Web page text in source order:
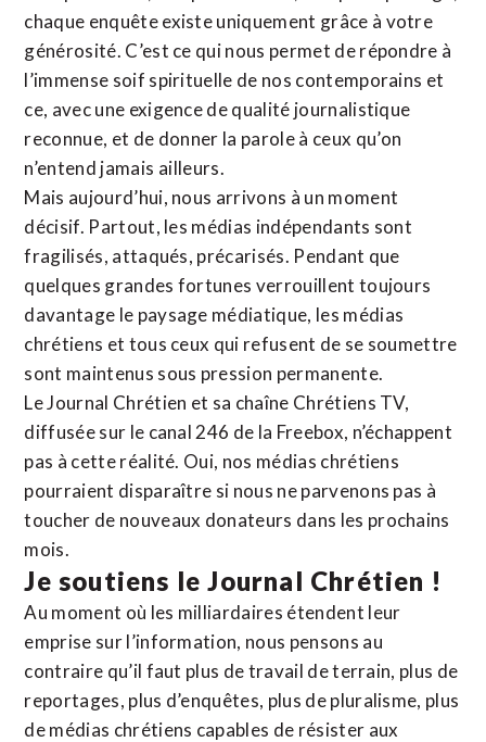
chaque enquête existe uniquement grâce à votre
générosité. C’est ce qui nous permet de répondre à
l’immense soif spirituelle de nos contemporains et
ce, avec une exigence de qualité journalistique
reconnue, et de donner la parole à ceux qu’on
n’entend jamais ailleurs.
Mais aujourd’hui, nous arrivons à un moment
décisif. Partout, les médias indépendants sont
fragilisés, attaqués, précarisés. Pendant que
quelques grandes fortunes verrouillent toujours
davantage le paysage médiatique, les médias
chrétiens et tous ceux qui refusent de se soumettre
sont maintenus sous pression permanente.
Le Journal Chrétien et sa chaîne Chrétiens TV,
diffusée sur le canal 246 de la Freebox, n’échappent
pas à cette réalité. Oui, nos médias chrétiens
pourraient disparaître si nous ne parvenons pas à
toucher de nouveaux donateurs dans les prochains
mois.
Je soutiens le Journal Chrétien !
Au moment où les milliardaires étendent leur
emprise sur l’information, nous pensons au
contraire qu’il faut plus de travail de terrain, plus de
reportages, plus d’enquêtes, plus de pluralisme, plus
de médias chrétiens capables de résister aux